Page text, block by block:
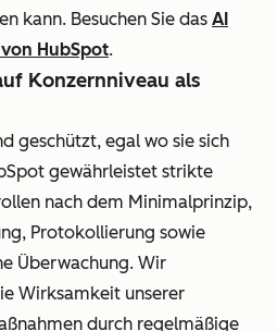
kann. Besuchen Sie das AI
HubSpot.
Konzernniveau als
geschützt, egal wo sie sich
gewährleistet strikte
nach dem Minimalprinzip,
Protokollierung sowie
Überwachung. Wir
Wirksamkeit unserer
durch regelmäßige